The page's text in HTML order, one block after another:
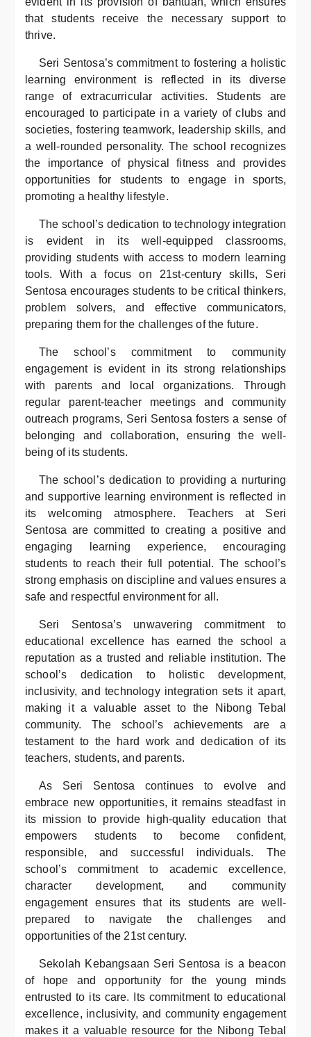
that students receive the necessary support to
thrive.
Seri Sentosa’s commitment to fostering a holistic
learning environment is reflected in its diverse
range of extracurricular activities. Students are
encouraged to participate in a variety of clubs and
societies, fostering teamwork, leadership skills, and
a well-rounded personality. The school recognizes
the importance of physical fitness and provides
opportunities for students to engage in sports,
promoting a healthy lifestyle.
The school’s dedication to technology integration
is evident in its well-equipped classrooms,
providing students with access to modern learning
tools. With a focus on 21st-century skills, Seri
Sentosa encourages students to be critical thinkers,
problem solvers, and effective communicators,
preparing them for the challenges of the future.
The school’s commitment to community
engagement is evident in its strong relationships
with parents and local organizations. Through
regular parent-teacher meetings and community
outreach programs, Seri Sentosa fosters a sense of
belonging and collaboration, ensuring the well-
being of its students.
The school’s dedication to providing a nurturing
and supportive learning environment is reflected in
its welcoming atmosphere. Teachers at Seri
Sentosa are committed to creating a positive and
engaging learning experience, encouraging
students to reach their full potential. The school’s
strong emphasis on discipline and values ensures a
safe and respectful environment for all.
Seri Sentosa’s unwavering commitment to
educational excellence has earned the school a
reputation as a trusted and reliable institution. The
school’s dedication to holistic development,
inclusivity, and technology integration sets it apart,
making it a valuable asset to the Nibong Tebal
community. The school’s achievements are a
testament to the hard work and dedication of its
teachers, students, and parents.
As Seri Sentosa continues to evolve and
embrace new opportunities, it remains steadfast in
its mission to provide high-quality education that
empowers students to become confident,
responsible, and successful individuals. The
school’s commitment to academic excellence,
character development, and community
engagement ensures that its students are well-
prepared to navigate the challenges and
opportunities of the 21st century.
Sekolah Kebangsaan Seri Sentosa is a beacon
of hope and opportunity for the young minds
entrusted to its care. Its commitment to educational
excellence, inclusivity, and community engagement
makes it a valuable resource for the Nibong Tebal